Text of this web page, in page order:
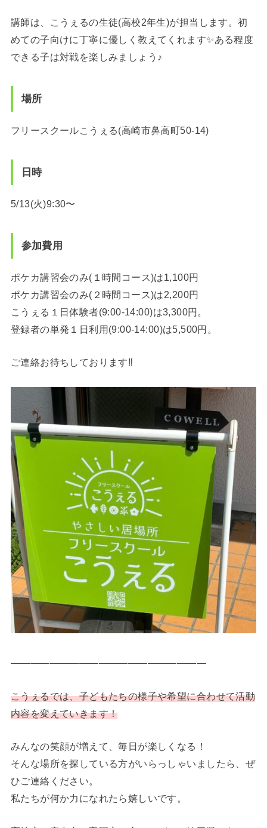
講師は、こうぇるの生徒(高校2年生)が担当します。初
めての子向けに丁寧に優しく教えてくれます✨ある程度
できる子は対戦を楽しみましょう♪
場所
フリースクールこうぇる(高崎市鼻高町50-14)
日時
5/13(火)9:30〜
参加費用
ポケカ講習会のみ(１時間コース)は1,100円
ポケカ講習会のみ(２時間コース)は2,200円
こうぇる１日体験者(9:00-14:00)は3,300円。
登録者の単発１日利用(9:00-14:00)は5,500円。
ご連絡お待ちしております‼️
————————————————————
こうぇるでは、子どもたちの様子や希望に合わせて活動
内容を変えていきます！
みんなの笑顔が増えて、毎日が楽しくなる！
そんな場所を探している方がいらっしゃいましたら、ぜ
ひご連絡ください。
私たちが何か力になれたら嬉しいです。